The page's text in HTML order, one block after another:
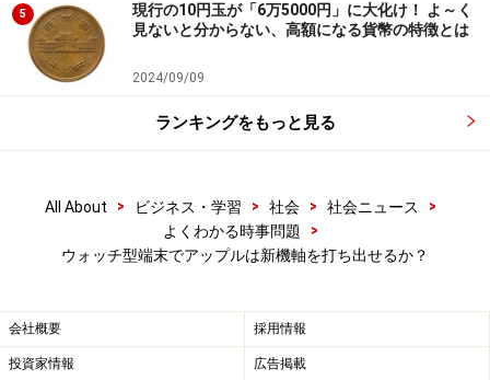
5
現行の10円玉が「6万5000円」に大化け！ よ～く
見ないと分からない、高額になる貨幣の特徴とは
2024/09/09
ランキングをもっと見る
All About > ビジネス・学習 > 社会 > 社会ニュース
>
よくわかる時事問題
>
ウォッチ型端末でアップルは新機軸を打ち出せるか？
会社概要 採用情報
投資家情報 広告掲載